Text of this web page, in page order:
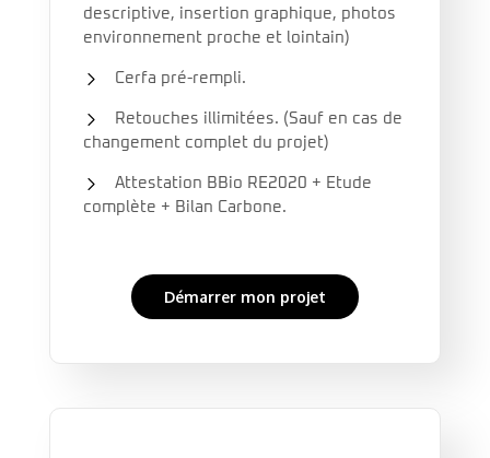
descriptive, insertion graphique, photos
environnement proche et lointain)
Cerfa pré-rempli.
Retouches illimitées. (Sauf en cas de
changement complet du projet)
Attestation BBio RE2020 + Etude
complète + Bilan Carbone.
Démarrer mon projet